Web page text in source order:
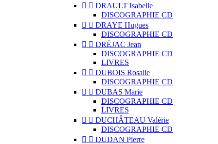
  DRAULT Isabelle
DISCOGRAPHIE CD
  DRAYE Hugues
DISCOGRAPHIE CD
  DRÉJAC Jean
DISCOGRAPHIE CD
LIVRES
  DUBOIS Rosalie
DISCOGRAPHIE CD
  DUBAS Marie
DISCOGRAPHIE CD
LIVRES
  DUCHÂTEAU Valérie
DISCOGRAPHIE CD
  DUDAN Pierre